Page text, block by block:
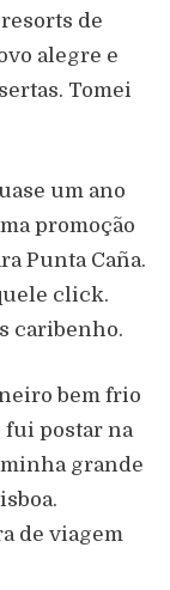
de
alegre e
Tomei
um ano
promoção
Punta Caña.
click.
caribenho.
bem frio
fui postar na
grande
de viagem